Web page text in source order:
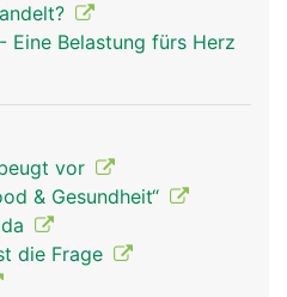
Eine Belastung fürs Herz
vor
& Gesundheit“
die Frage